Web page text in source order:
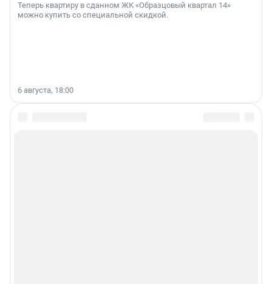
Теперь квартиру в сданном ЖК «Образцовый квартал 14»
можно купить со специальной скидкой.
6 августа, 18:00